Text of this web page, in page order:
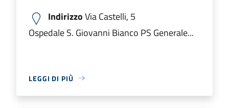
IndirizzoVia Castelli, 5
Ospedale S. Giovanni Bianco PS Generale...
LEGGI DI PIÙ